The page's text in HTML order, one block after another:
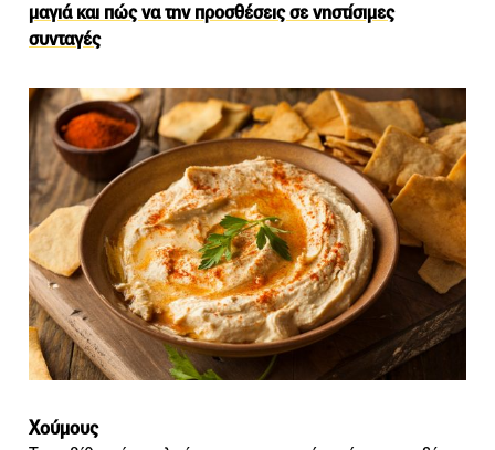
μαγιά και πώς να την προσθέσεις σε νηστίσιμες
συνταγές
Χούμους